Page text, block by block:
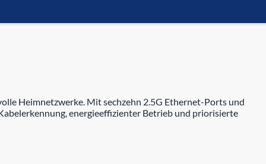
Heimnetzwerke. Mit sechzehn 2.5G Ethernet-Ports und
energieeffizienter Betrieb und priorisierte